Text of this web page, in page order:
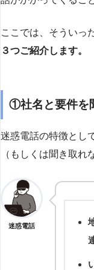
ここでは、そういっ
３つご紹介します。
①社名と要件を
迷惑電話の特徴とし
（もしくは聞き取れ
迷惑電話